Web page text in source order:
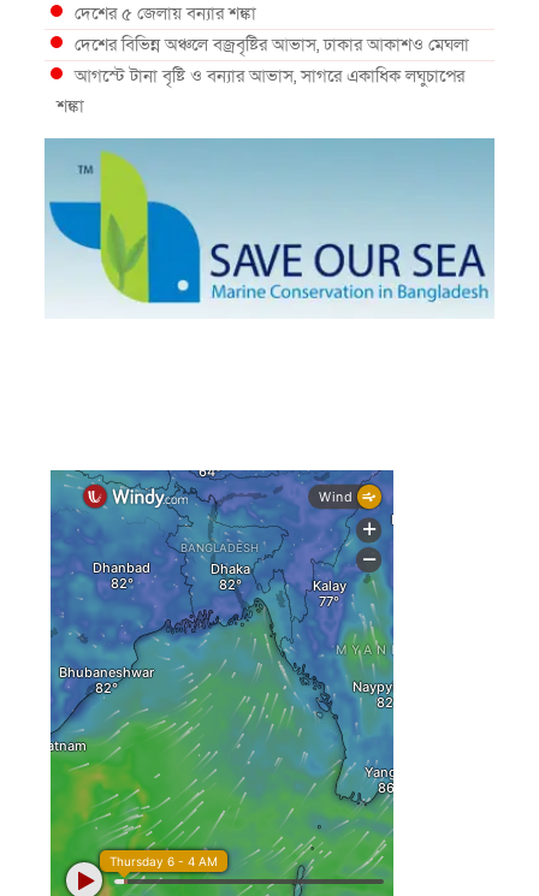
দেশের ৫ জেলায় বন্যার শঙ্কা
দেশের বিভিন্ন অঞ্চলে বজ্রবৃষ্টির আভাস, ঢাকার আকাশও মেঘলা
আগস্টে টানা বৃষ্টি ও বন্যার আভাস, সাগরে একাধিক লঘুচাপের
শঙ্কা
স্বস্তি ও শঙ্কার পূর্বাভাস দিল আবহাওয়া
সৌদির নেতৃত্বে নতুন সামুদ্রিক প্রতিরক্ষা জোটে বাংলাদেশ
ইউরোপে দাবানল: আকাশে উড়ছে আগুন নেভানোর বিমান